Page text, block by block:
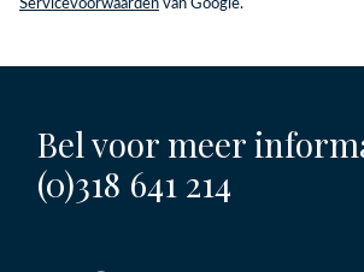
Servicevoorwaardenvan Google.
Bel voor meer
(0)318 641 214